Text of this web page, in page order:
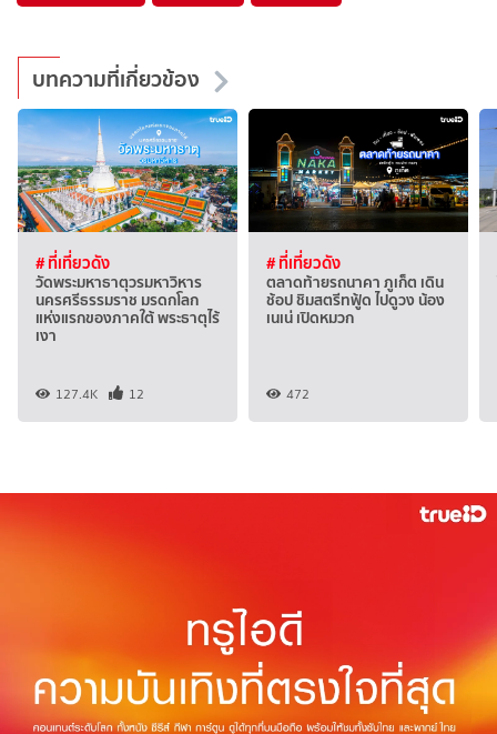
บทความที่เกี่ยวข้อง
# ที่เที่ยวดัง
วัดพระมหาธาตุวรมหาวิหาร
นครศรีธรรมราช มรดกโลก
แห่งแรกของภาคใต้ พระธาตุไร้
เงา
127.4K 12
# ที่เที่ยวดัง
ตลาดท้ายรถนาคา ภูเก็ต เดิน
ช้อป ชิมสตรีทฟู้ด ไปดูวง น้อง
เนเน่ เปิดหมวก
472